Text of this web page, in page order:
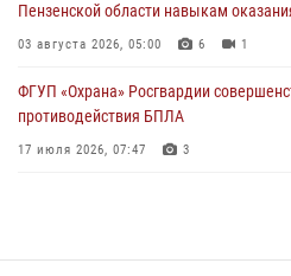
Пензенской области навыкам
03 августа 2026, 05:00 6 1
ФГУП «Охрана» Росгвардии
противодействия БПЛА
17 июля 2026, 07:47 3